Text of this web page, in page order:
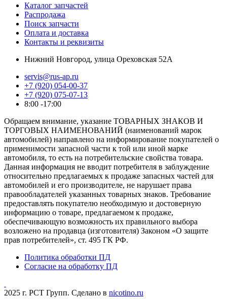
Каталог запчастей
Распродажа
Поиск запчасти
Оплата и доставка
Контакты и реквизиты
Нижний Новгород, улица Ореховская 52А
servis@rus-ap.ru
+7 (920) 054-00-37
+7 (920) 075-07-13
8:00 -17:00
Обращаем внимание, указание ТОВАРНЫХ ЗНАКОВ И
ТОРГОВЫХ НАИМЕНОВАНИЙ (наименований марок
автомобилей) направлено на информирование покупателей о
применимости запасной части к той или иной марке
автомобиля, то есть на потребительские свойства товара.
Данная информация не вводит потребителя в заблуждение
относительно предлагаемых к продаже запасных частей для
автомобилей и его производителе, не нарушает права
правообладателей указанных товарных знаков. Требование
предоставлять покупателю необходимую и достоверную
информацию о товаре, предлагаемом к продаже,
обеспечивающую возможность их правильного выбора
возложено на продавца (изготовителя) Законом «О защите
прав потребителей», ст. 495 ГК РФ.
Политика обработки ПД
Согласие на обработку ПД
2025 г. РСТ Групп. Сделано в nicotino.ru